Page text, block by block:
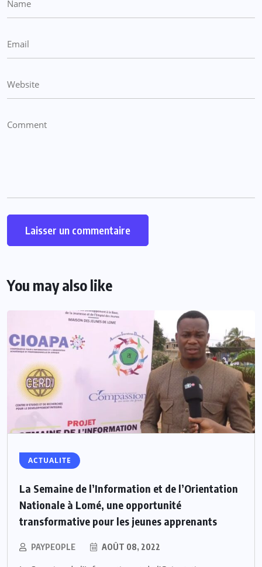
You may also like
ACTUALITE
La Semaine de l’Information et de l’Orientation
Nationale à Lomé, une opportunité
transformative pour les jeunes apprenants
PAYPEOPLE AOÛT 08, 2022